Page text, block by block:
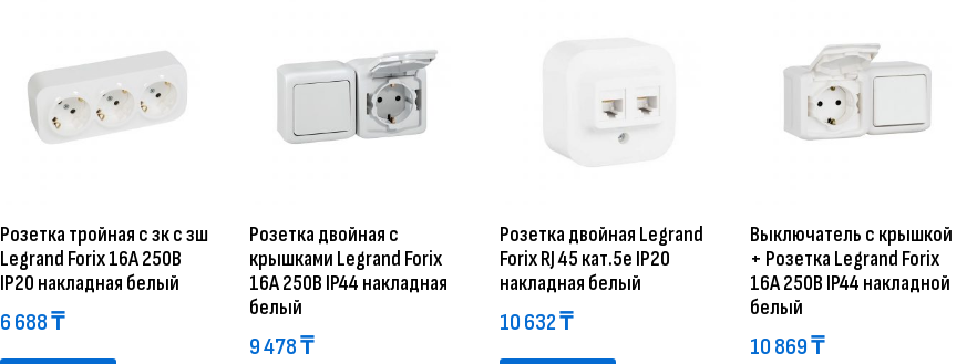
Розетка тройная с зк с зш
Legrand Forix 16A 250В
IP20 накладная белый
6 688₸
Розетка двойная с
крышками Legrand Forix
16A 250В IP44 накладная
белый
9 478₸
Розетка двойная Legrand
Forix RJ 45 кат.5е IP20
накладная белый
10 632₸
Выключатель с крышкой
+ Розетка Legrand Forix
16A 250В IP44 накладной
белый
10 869₸